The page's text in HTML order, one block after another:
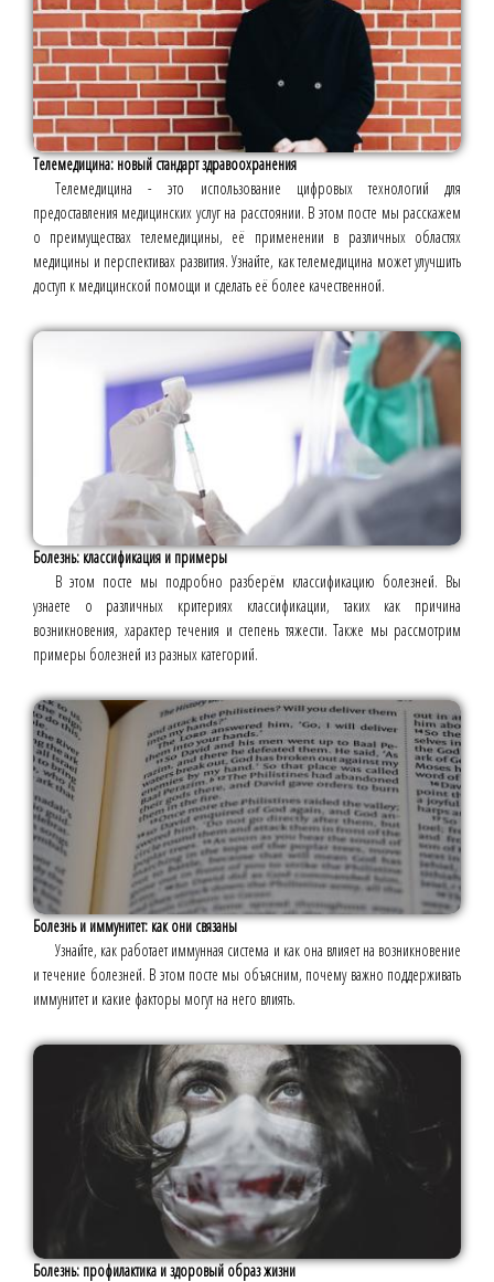
Телемедицина: новый стандарт здравоохранения
Телемедицина - это использование цифровых технологий для
предоставления медицинских услуг на расстоянии. В этом посте мы расскажем
о преимуществах телемедицины, её применении в различных областях
медицины и перспективах развития. Узнайте, как телемедицина может улучшить
доступ к медицинской помощи и сделать её более качественной.
Болезнь: классификация и примеры
В этом посте мы подробно разберём классификацию болезней. Вы
узнаете о различных критериях классификации, таких как причина
возникновения, характер течения и степень тяжести. Также мы рассмотрим
примеры болезней из разных категорий.
Болезнь и иммунитет: как они связаны
Узнайте, как работает иммунная система и как она влияет на возникновение
и течение болезней. В этом посте мы объясним, почему важно поддерживать
иммунитет и какие факторы могут на него влиять.
Болезнь: профилактика и здоровый образ жизни